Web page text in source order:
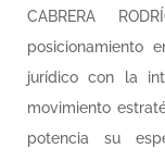
CABRERA
posicionamiento
jurídico con la
movimiento
potencia su